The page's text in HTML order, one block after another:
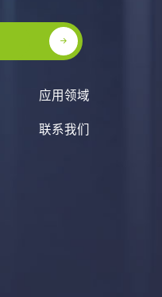
应用领域
联系我们